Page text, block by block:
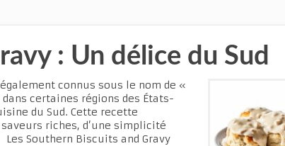
: Un délice du Sud
connus sous le nom de «
certaines régions des États-
du Sud. Cette recette
riches, d’une simplicité
Southern Biscuits and Gravy